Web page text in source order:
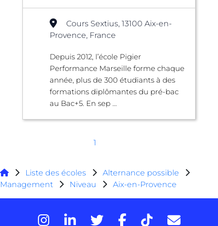
Cours Sextius, 13100 Aix-en-
Provence, France
Depuis 2012, l’école Pigier
Performance Marseille forme chaque
année, plus de 300 étudiants à des
formations diplômantes du pré-bac
au Bac+5. En sep ...
1
Liste des écoles
Alternance possible
Management
Niveau Aix-en-Provence